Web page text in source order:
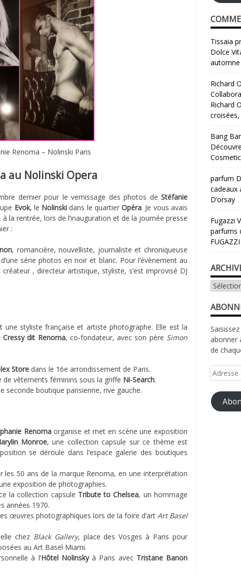
Renoma – Nolinski Paris
au Nolinski Opera
dernier pour le vernissage des photos de Stéfanie
Evok, le Nolinski dans le quartierOpéra. Je vous avais
la rentrée, lors de l’inauguration et de la journée presse
:
, romancière, nouvelliste, journaliste et chroniqueuse
série photos en noir et blanc. Pour l’évènement au
, directeur artistique, styliste, s’est improvisé DJ
une styliste française et artiste photographe. Elle est la
Cressy dit Renoma, co-fondateur, avec son père Simon
Store dans le 16e arrondissement de Paris.
de vêtements féminins sous la griffe Ni-Search.
seconde boutique parisienne, rive gauche.
Renomaorganise et met en scène une exposition
Monroe, une collection capsule sur ce thème est
se déroule dans l’espace galerie des boutiques
les 50 ans de la marque Renoma, en une interprétation
exposition de photographies.
la collection capsule Tribute to Chelsea, un hommage
années 1970.
œuvres photographiques lors de la foire d’art Art Basel
chez Black Gallery, place des Vosges à Paris pour
au Art Basel Miami.
à l’Hôtel Nolinskyà Paris avec Tristane Banon
Tissaia
Dolce
Richard
Richard
Bang
parfum
cadeaux
D’orsay
Fugazzi
parfums
Archives
abonner
de
Adresse
mail